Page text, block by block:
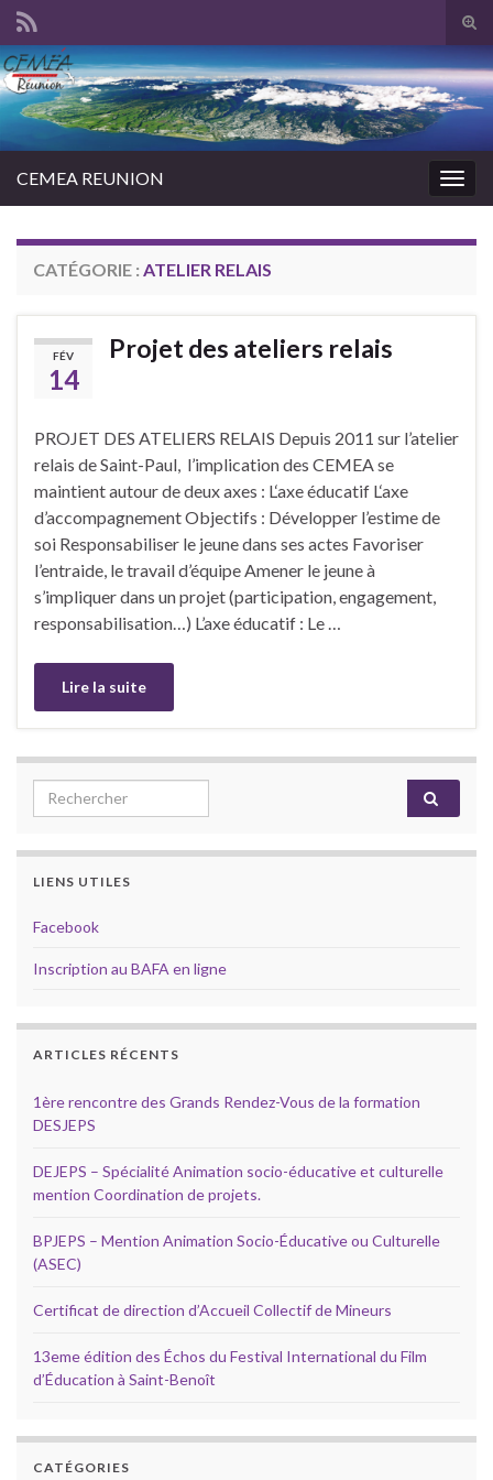
Search for:
CEMEA REUNION
CATÉGORIE : ATELIER RELAIS
FÉV
14
Projet des ateliers relais
PROJET DES ATELIERS RELAIS Depuis 2011 sur l’atelier
relais de Saint-Paul, l’implication des CEMEA se
maintient autour de deux axes : L‘axe éducatif L‘axe
d’accompagnement Objectifs : Développer l’estime de
soi Responsabiliser le jeune dans ses actes Favoriser
l’entraide, le travail d’équipe Amener le jeune à
s’impliquer dans un projet (participation, engagement,
responsabilisation…) L’axe éducatif : Le …
Lire la suite
Search for:
LIENS UTILES
Facebook
Inscription au BAFA en ligne
ARTICLES RÉCENTS
1ère rencontre des Grands Rendez-Vous de la formation
DESJEPS
DEJEPS – Spécialité Animation socio-éducative et culturelle
mention Coordination de projets.
BPJEPS – Mention Animation Socio-Éducative ou Culturelle
(ASEC)
Certificat de direction d’Accueil Collectif de Mineurs
13eme édition des Échos du Festival International du Film
d’Éducation à Saint-Benoît
CATÉGORIES